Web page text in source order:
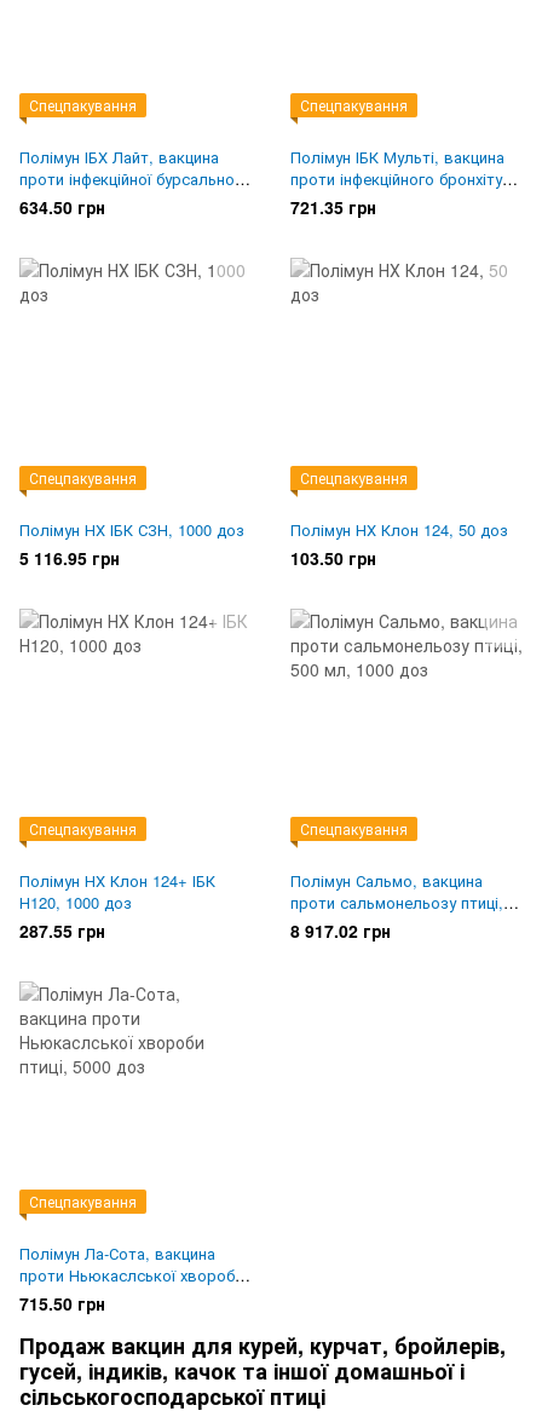
Спецпакування
Полімун ІБХ Лайт, вакцина
проти інфекційної бурсальної
хвороби птиці, 1000 доз
634.50 грн
Спецпакування
Полімун ІБК Мульті, вакцина
проти інфекційного бронхіту
курей, 1000 доз
721.35 грн
Спецпакування
Полімун НХ ІБК СЗН, 1000 доз
5 116.95 грн
Спецпакування
Полімун НХ Клон 124, 50 доз
103.50 грн
Спецпакування
Полімун НХ Клон 124+ ІБК
Н120, 1000 доз
287.55 грн
Спецпакування
Полімун Сальмо, вакцина
проти сальмонельозу птиці,
500 мл, 1000 доз
8 917.02 грн
Спецпакування
Полімун Ла-Сота, вакцина
проти Ньюкаслської хвороби
птиці, 5000 доз
715.50 грн
Продаж вакцин для курей, курчат, бройлерів,
гусей, індиків, качок та іншої домашньої і
сільськогосподарської птиці